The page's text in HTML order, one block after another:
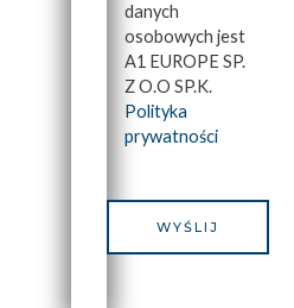
danych
osobowych jest
A1 EUROPE SP.
Z O.O SP.K.
Polityka
prywatności